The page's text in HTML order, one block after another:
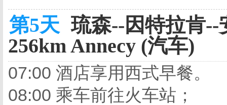
第5天 琉森--因特拉肯
256km Annecy (汽车)
07:00 酒店享用西式早餐。
08:00 乘车前往火车站；